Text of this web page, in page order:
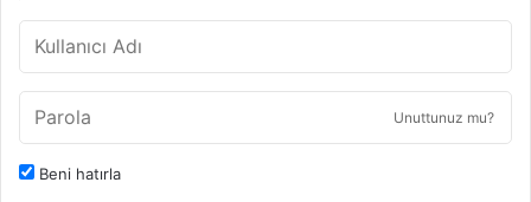
Unuttunuz mu?
Beni hatırla